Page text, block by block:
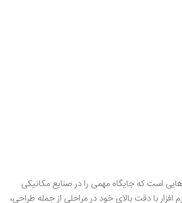
است که جایگاه مهمی را در صنایع مکانیکی
افزار با دقت بالای خود در مراحلی از جمله طراحی،